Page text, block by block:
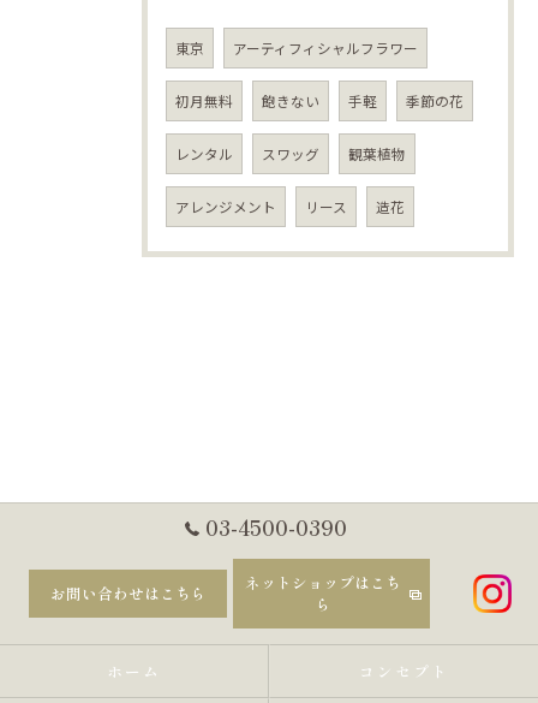
東京 アーティフィシャルフラワー
初月無料 飽きない 手軽 季節の花
レンタル スワッグ 観葉植物
アレンジメント リース 造花
03-4500-0390
お問い合わせはこちら
ネットショップはこち
ら
ホーム コンセプト